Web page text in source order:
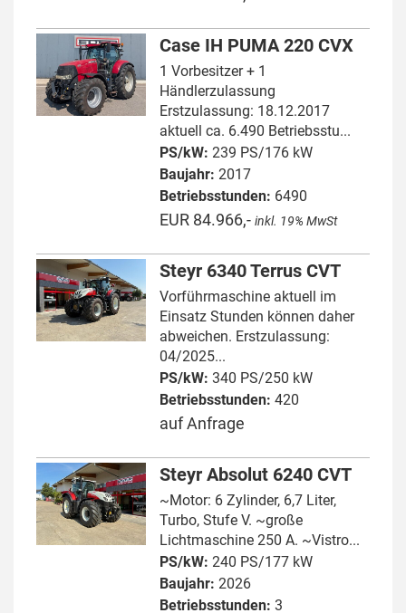
Case IH PUMA 220 CVX
1 Vorbesitzer + 1
Händlerzulassung
Erstzulassung: 18.12.2017
aktuell ca. 6.490 Betriebsstu...
PS/kW: 239 PS/176 kW
Baujahr: 2017
Betriebsstunden: 6490
EUR 84.966,- inkl. 19% MwSt
Steyr 6340 Terrus CVT
Vorführmaschine aktuell im
Einsatz Stunden können daher
abweichen. Erstzulassung:
04/2025...
PS/kW: 340 PS/250 kW
Betriebsstunden: 420
auf Anfrage
Steyr Absolut 6240 CVT
~Motor: 6 Zylinder, 6,7 Liter,
Turbo, Stufe V. ~große
Lichtmaschine 250 A. ~Vistro...
PS/kW: 240 PS/177 kW
Baujahr: 2026
Betriebsstunden: 3